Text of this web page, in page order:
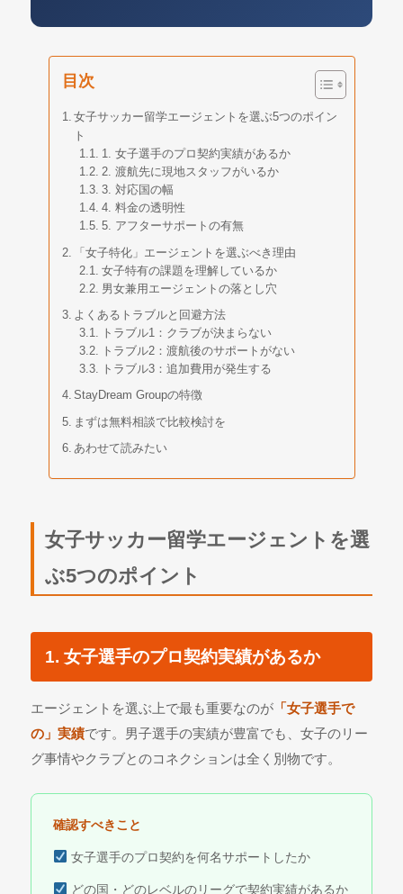
目次
女子サッカー留学エージェントを選ぶ5つのポイン
ト
1. 女子選手のプロ契約実績があるか
2. 渡航先に現地スタッフがいるか
3. 対応国の幅
4. 料金の透明性
5. アフターサポートの有無
「女子特化」エージェントを選ぶべき理由
女子特有の課題を理解しているか
男女兼用エージェントの落とし穴
よくあるトラブルと回避方法
トラブル1：クラブが決まらない
トラブル2：渡航後のサポートがない
トラブル3：追加費用が発生する
StayDream Groupの特徴
まずは無料相談で比較検討を
あわせて読みたい
女子サッカー留学エージェントを選
ぶ5つのポイント
1. 女子選手のプロ契約実績があるか
エージェントを選ぶ上で最も重要なのが 「女子選手で
の」実績です。男子選手の実績が豊富でも、女子のリー
グ事情やクラブとのコネクションは全く別物です。
確認すべきこと
女子選手のプロ契約を何名サポートしたか
どの国・どのレベルのリーグで契約実績があるか